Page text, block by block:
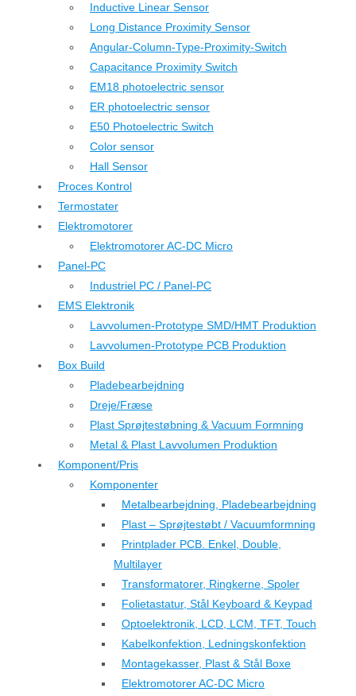
Inductive Linear Sensor
Long Distance Proximity Sensor
Angular-Column-Type-Proximity-Switch
Capacitance Proximity Switch
EM18 photoelectric sensor
ER photoelectric sensor
E50 Photoelectric Switch
Color sensor
Hall Sensor
Proces Kontrol
Termostater
Elektromotorer
Elektromotorer AC-DC Micro
Panel-PC
Industriel PC / Panel-PC
EMS Elektronik
Lavvolumen-Prototype SMD/HMT Produktion
Lavvolumen-Prototype PCB Produktion
Box Build
Pladebearbejdning
Dreje/Fræse
Plast Sprøjtestøbning & Vacuum Formning
Metal & Plast Lavvolumen Produktion
Komponent/Pris
Komponenter
Metalbearbejdning, Pladebearbejdning
Plast – Sprøjtestøbt / Vacuumformning
Printplader PCB. Enkel, Double,
Multilayer
Transformatorer, Ringkerne, Spoler
Folietastatur, Stål Keyboard & Keypad
Optoelektronik, LCD, LCM, TFT, Touch
Kabelkonfektion, Ledningskonfektion
Montagekasser, Plast & Stål Boxe
Elektromotorer AC-DC Micro